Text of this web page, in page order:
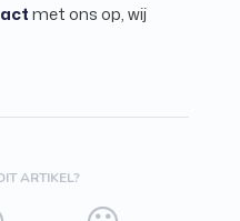
met ons op, wij
ARTIKEL?